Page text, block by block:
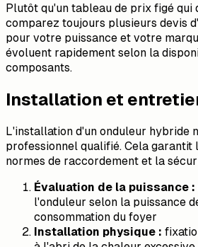
Plutôt qu'un tableau de prix figé qui
comparez toujours plusieurs devis
pour votre puissance et votre
évoluent rapidement selon la
composants.
Installation et
L'installation d'un onduleur hybride
professionnel qualifié. Cela garantit
normes de raccordement et la
Évaluation de la puissance :
l'onduleur selon la puissance
consommation du foyer
Installation physique :